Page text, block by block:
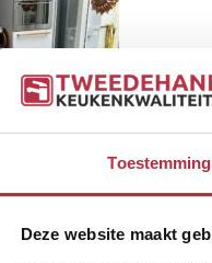
Toestemming
Deze website maakt